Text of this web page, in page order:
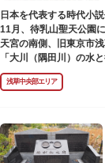
日本を代表する時代小
11月、待乳山聖天公園
天宮の南側、旧東京市
「大川（隅田川）の水
だ」（『東京の情景「
舞台にも待乳山や近く
浅草中央部エリア